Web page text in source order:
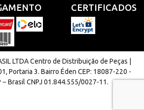
CERTIFICADOS
LTDA Centro de Distribuição de Peças |
Portaria 3. Bairro Éden CEP: 18087-220 -
− Brasil CNPJ 01.844.555/0027-11.